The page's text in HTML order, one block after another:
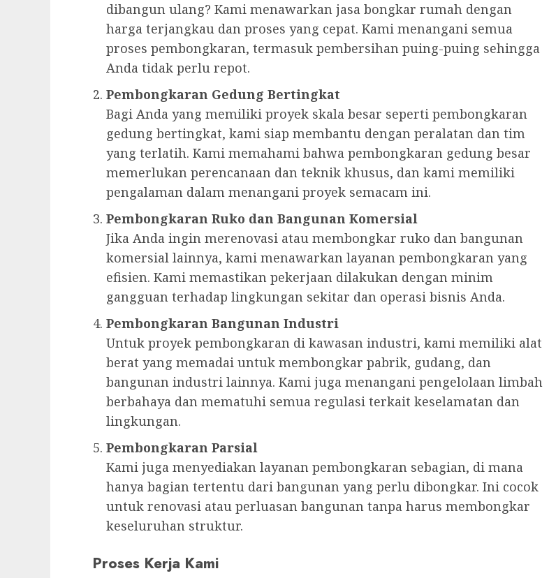
dibangun ulang? Kami menawarkan jasa bongkar rumah dengan
harga terjangkau dan proses yang cepat. Kami menangani semua
proses pembongkaran, termasuk pembersihan puing-puing sehingga
Anda tidak perlu repot.
Pembongkaran Gedung Bertingkat
Bagi Anda yang memiliki proyek skala besar seperti pembongkaran
gedung bertingkat, kami siap membantu dengan peralatan dan tim
yang terlatih. Kami memahami bahwa pembongkaran gedung besar
memerlukan perencanaan dan teknik khusus, dan kami memiliki
pengalaman dalam menangani proyek semacam ini.
Pembongkaran Ruko dan Bangunan Komersial
Jika Anda ingin merenovasi atau membongkar ruko dan bangunan
komersial lainnya, kami menawarkan layanan pembongkaran yang
efisien. Kami memastikan pekerjaan dilakukan dengan minim
gangguan terhadap lingkungan sekitar dan operasi bisnis Anda.
Pembongkaran Bangunan Industri
Untuk proyek pembongkaran di kawasan industri, kami memiliki alat
berat yang memadai untuk membongkar pabrik, gudang, dan
bangunan industri lainnya. Kami juga menangani pengelolaan limbah
berbahaya dan mematuhi semua regulasi terkait keselamatan dan
lingkungan.
Pembongkaran Parsial
Kami juga menyediakan layanan pembongkaran sebagian, di mana
hanya bagian tertentu dari bangunan yang perlu dibongkar. Ini cocok
untuk renovasi atau perluasan bangunan tanpa harus membongkar
keseluruhan struktur.
Proses Kerja Kami